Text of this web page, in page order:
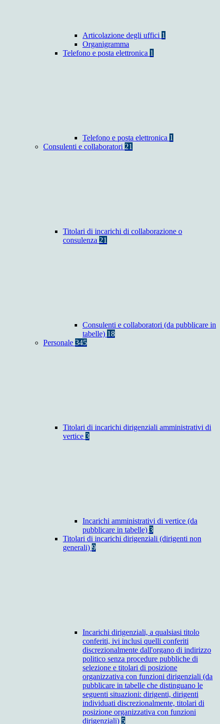
Articolazione degli uffici 1
Organigramma
Telefono e posta elettronica 1
Telefono e posta elettronica 1
Consulenti e collaboratori 21
Titolari di incarichi di collaborazione o
consulenza 21
Consulenti e collaboratori (da pubblicare in
tabelle) 18
Personale 345
Titolari di incarichi dirigenziali amministrativi di
vertice 3
Incarichi amministrativi di vertice (da
pubblicare in tabelle) 3
Titolari di incarichi dirigenziali (dirigenti non
generali) 9
Incarichi dirigenziali, a qualsiasi titolo
conferiti, ivi inclusi quelli conferiti
discrezionalmente dall'organo di indirizzo
politico senza procedure pubbliche di
selezione e titolari di posizione
organizzativa con funzioni dirigenziali (da
pubblicare in tabelle che distinguano le
seguenti situazioni: dirigenti, dirigenti
individuati discrezionalmente, titolari di
posizione organizzativa con funzioni
dirigenziali) 5